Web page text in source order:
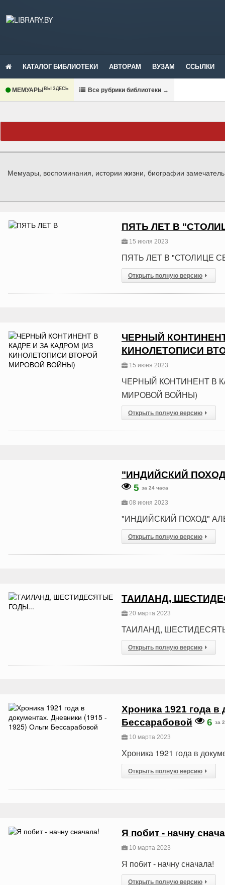
КАТАЛОГ БИБЛИОТЕКИ АВТОРАМ ВУЗАМ ССЫЛКИ
МЕМУАРЫВЫ ЗДЕСЬ Все рубрики библиотеки →
Мемуары, воспоминания, истории жизни, биографии
ПЯТЬ ЛЕТ В
15 июля 2023
ПЯТЬ ЛЕТ В "СТОЛИЦЕ
Открыть полную версию
ЧЕРНЫЙ
КИНОЛЕТОПИСИ
15 июня 2023
ЧЕРНЫЙ КОНТИНЕНТ В
МИРОВОЙ ВОЙНЫ)
Открыть полную версию
"ИНДИЙСКИЙ
5 за 24 часа
08 июня 2023
"ИНДИЙСКИЙ ПОХОД"
Открыть полную версию
ТАИЛАНД,
20 марта 2023
ТАИЛАНД,
Открыть полную версию
Хроника 1921 года в
Бессарабовой
6 за
10 марта 2023
Хроника 1921 года в
Открыть полную версию
Я побит - начну
10 марта 2023
Я побит - начну сначала!
Открыть полную версию